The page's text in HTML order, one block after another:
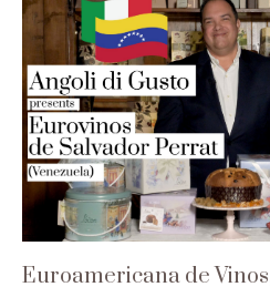
Euroamericana de